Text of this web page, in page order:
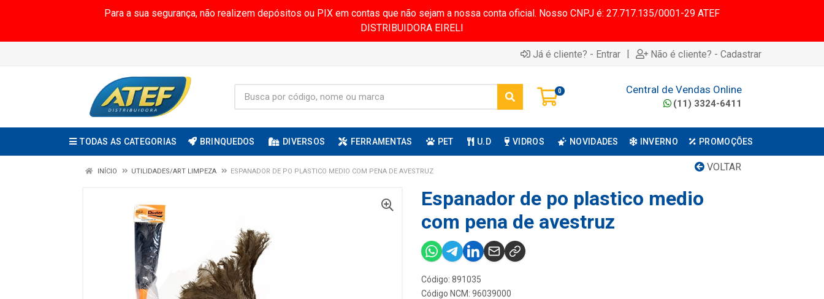
Para a sua segurança, não realizem depósitos ou PIX em contas que não sejam a nossa conta oficial. Nosso CNPJ é: 27.717.135/0001-29 ATEF
DISTRIBUIDORA EIRELI
Já é cliente? - Entrar | Não é cliente? - Cadastrar
0 Central de Vendas Online
(11) 3324-6411
TODAS AS CATEGORIAS BRINQUEDOS DIVERSOS FERRAMENTAS PET U.D VIDROS NOVIDADES INVERNO PROMOÇÕES
VOLTAR
INÍCIO UTILIDADES/ART LIMPEZA ESPANADOR DE PO PLASTICO MEDIO COM PENA DE AVESTRUZ
Espanador de po plastico medio
com pena de avestruz
Código: 891035
Código NCM: 96039000